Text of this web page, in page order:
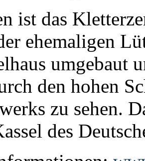
ist das
ehemaligen
umgebaut
den hohen
zu sehen.
des